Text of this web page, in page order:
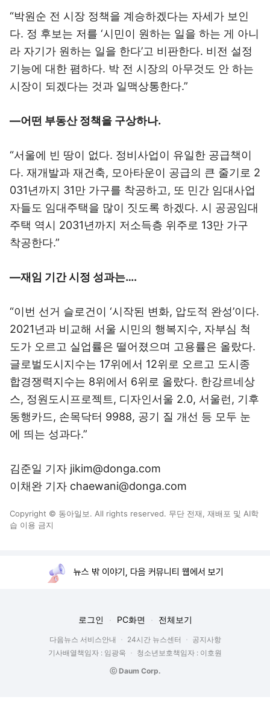
“박원순 전 시장 정책을 계승하겠다는 자세가 보인
다. 정 후보는 저를 ‘시민이 원하는 일을 하는 게 아니
라 자기가 원하는 일을 한다’고 비판한다. 비전 설정
기능에 대한 폄하다. 박 전 시장의 아무것도 안 하는
시장이 되겠다는 것과 일맥상통한다.”
―어떤 부동산 정책을 구상하나.
“서울에 빈 땅이 없다. 정비사업이 유일한 공급책이
다. 재개발과 재건축, 모아타운이 공급의 큰 줄기로 2
031년까지 31만 가구를 착공하고, 또 민간 임대사업
자들도 임대주택을 많이 짓도록 하겠다. 시 공공임대
주택 역시 2031년까지 저소득층 위주로 13만 가구
착공한다.”
―재임 기간 시정 성과는….
“이번 선거 슬로건이 ‘시작된 변화, 압도적 완성’이다.
2021년과 비교해 서울 시민의 행복지수, 자부심 척
도가 오르고 실업률은 떨어졌으며 고용률은 올랐다.
글로벌도시지수는 17위에서 12위로 오르고 도시종
합경쟁력지수는 8위에서 6위로 올랐다. 한강르네상
스, 정원도시프로젝트, 디자인서울 2.0, 서울런, 기후
동행카드, 손목닥터 9988, 공기 질 개선 등 모두 눈
에 띄는 성과다.”
김준일 기자 jikim@donga.com
이채완 기자 chaewani@donga.com
Copyright © 동아일보. All rights reserved. 무단 전재, 재배포 및 AI학
습 이용 금지
뉴스 밖 이야기, 다음 커뮤니티 웹에서 보기
로그인 PC화면 전체보기
다음뉴스 서비스안내 24시간 뉴스센터
공지사항
기사배열책임자 : 임광욱
청소년보호책임자 : 이호원
ⓒ Daum Corp.